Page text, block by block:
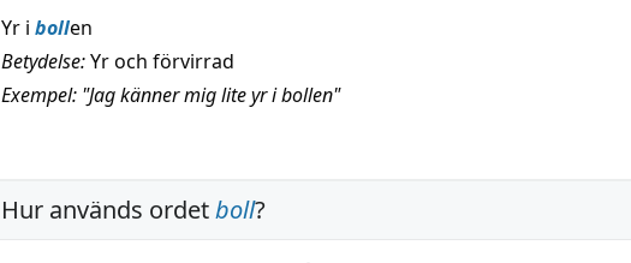
Yr i bollen
Betydelse:Yr och förvirrad
Exempel: "Jag känner mig lite yr i bollen"
Hur används ordetboll?